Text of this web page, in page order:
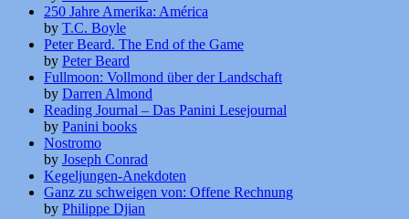
250 Jahre Amerika: América
by T.C. Boyle
Peter Beard. The End of the Game
by Peter Beard
Fullmoon: Vollmond über der Landschaft
by Darren Almond
Reading Journal – Das Panini Lesejournal
by Panini books
Nostromo
by Joseph Conrad
Kegeljungen-Anekdoten
Ganz zu schweigen von: Offene Rechnung
by Philippe Djian